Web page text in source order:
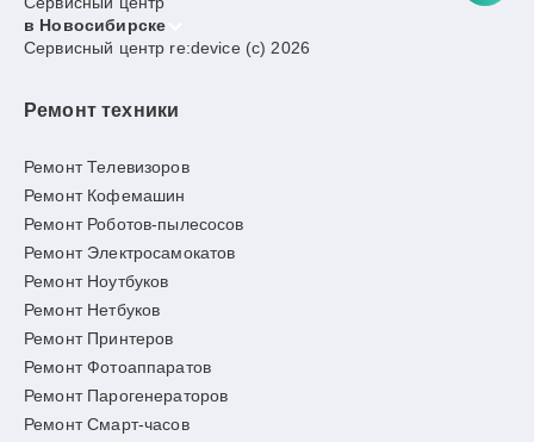
в Новосибирске
Сервисный центр re:device (c) 2026
Ремонт техники
Ремонт Телевизоров
Ремонт Кофемашин
Ремонт Роботов-пылесосов
Ремонт Электросамокатов
Ремонт Ноутбуков
Ремонт Нетбуков
Ремонт Принтеров
Ремонт Фотоаппаратов
Ремонт Парогенераторов
Ремонт Смарт-часов